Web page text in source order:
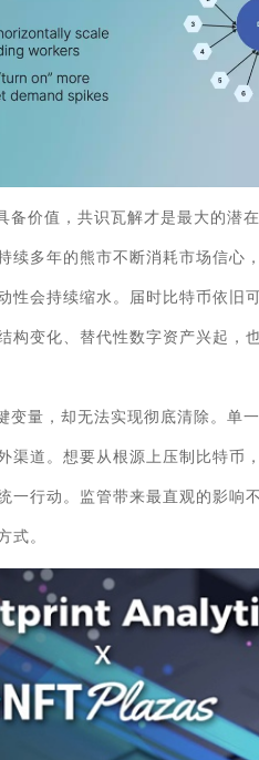
备价值，共识瓦解才是最大的潜
续多年的熊市不断消耗市场信心
性会持续缩水。届时比特币依旧
构变化、替代性数字资产兴起，
变量，却无法实现彻底清除。单
渠道。想要从根源上压制比特币
一行动。监管带来最直观的影响
式。